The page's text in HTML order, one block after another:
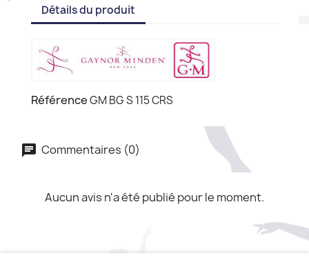
Détails du produit
RéférenceGM BG S 115 CRS
Commentaires (0)
Aucun avis n'a été publié pour le moment.